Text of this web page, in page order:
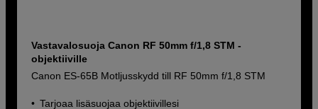
Vastavalosuoja Canon RF 50mm f/1,8 STM -
objektiiville
Canon ES-65B Motljusskydd till RF 50mm f/1,8 STM
Tarjoaa lisäsuojaa objektiivillesi